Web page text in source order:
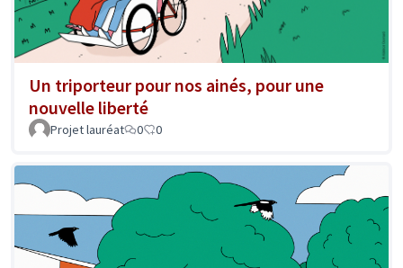
Un triporteur pour nos ainés, pour une
nouvelle liberté
Projet lauréat 0 0